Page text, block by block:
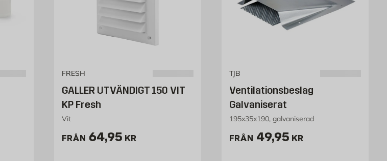
FRESH
GALLER UTVÄNDIGT 150 VIT
KP Fresh
Vit
FRÅN Pris 64.95 kr
64,95 KR
TJB
Ventilationsbeslag
Galvaniserat
195x35x190, galvaniserad
FRÅN Pris 49.95 kr
49,95 KR